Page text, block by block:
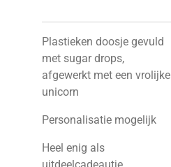
Plastieken doosje gevuld
met sugar drops,
afgewerkt met een vrolijke
unicorn
Personalisatie mogelijk
Heel enig als